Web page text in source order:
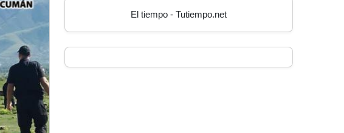
El tiempo - Tutiempo.net